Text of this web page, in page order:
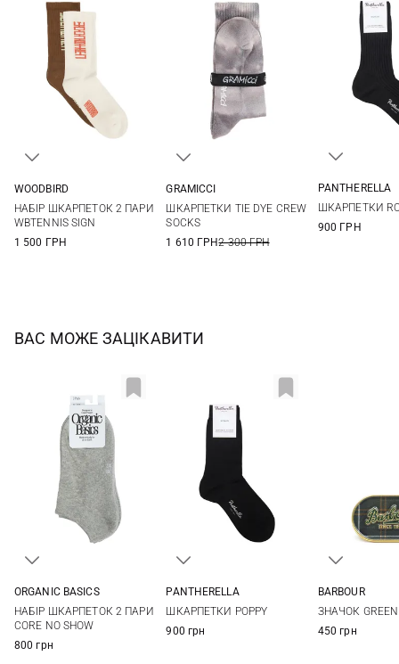
WOODBIRD
НАБІР ШКАРПЕТОК 2 ПАРИ
WBTENNIS SIGN
1 500 ГРН
GRAMICCI
ШКАРПЕТКИ TIE DYE CREW
SOCKS
1 610 ГРН2 300 ГРН
PANTHERELLA
ШКАРПЕТКИ
900 ГРН
ВАС МОЖЕ ЗАЦІКАВИТИ
ORGANIC BASICS
НАБІР ШКАРПЕТОК 2 ПАРИ
CORE NO SHOW
800 грн
PANTHERELLA
ШКАРПЕТКИ POPPY
900 грн
BARBOUR
ЗНАЧОК GREEN
450 грн